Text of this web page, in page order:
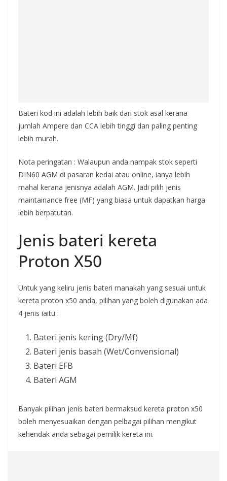
Bateri kod ini adalah lebih baik dari stok asal kerana
jumlah Ampere dan CCA lebih tinggi dan paling penting
lebih murah.
Nota peringatan : Walaupun anda nampak stok seperti
DIN60 AGM di pasaran kedai atau online, ianya lebih
mahal kerana jenisnya adalah AGM. Jadi pilih jenis
maintainance free (MF) yang biasa untuk dapatkan harga
lebih berpatutan.
Jenis bateri kereta
Proton X50
Untuk yang keliru jenis bateri manakah yang sesuai untuk
kereta proton x50 anda, pilihan yang boleh digunakan ada
4 jenis iaitu :
Bateri jenis kering (Dry/Mf)
Bateri jenis basah (Wet/Convensional)
Bateri EFB
Bateri AGM
Banyak pilihan jenis bateri bermaksud kereta proton x50
boleh menyesuaikan dengan pelbagai pilihan mengikut
kehendak anda sebagai pemilik kereta ini.